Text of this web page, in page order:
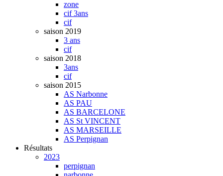
zone
cif 3ans
cif
saison 2019
3 ans
cif
saison 2018
3ans
cif
saison 2015
AS Narbonne
AS PAU
AS BARCELONE
AS St VINCENT
AS MARSEILLE
AS Perpignan
Résultats
2023
perpignan